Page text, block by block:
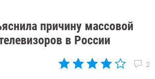
причину массовой
в России
2